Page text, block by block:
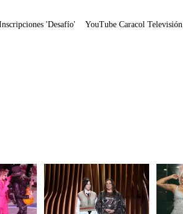
'Desafío' YouTube Caracol Televisión